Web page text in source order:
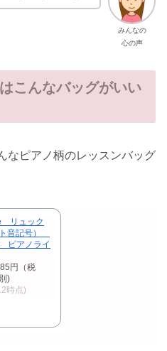
みんなの
心の声
こんなバッグがいい
なピアノ柄のレッスンバッグ
リュック
音記号）
ピアノライ
円（税
)
時点)